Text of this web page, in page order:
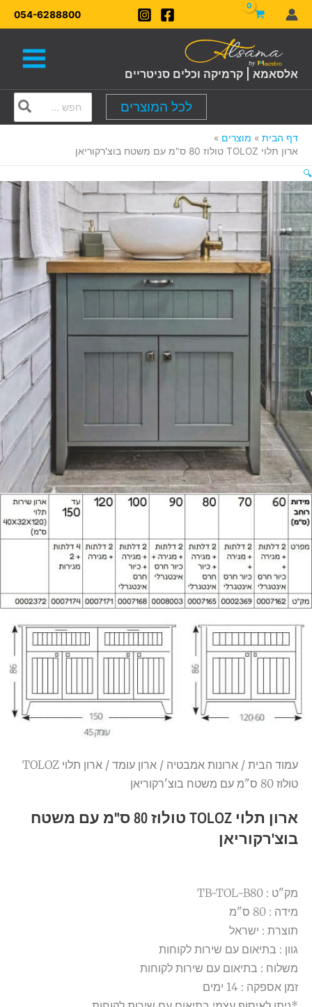
דילוג
לתוכן
054-6288800
אלסאמא | קרמיקה וכלים סניטריים
לכל המוצרים
for:
דף הבית
מוצרים
ארון תלוי TOLOZ טולוז 80 ס"מ עם משטח בוצ'רקוריאן
🔍
עמוד הבית / ארונות אמבטיה / ארון עומד
/ ארון תלוי TOLOZ
טולוז 80 ס"מ עם משטח בוצ'רקוריאן
ארון תלוי TOLOZ טולוז 80 ס"מ עם משטח
בוצ'רקוריאן
מק"ט : TB-TOL-B80
מידה : 80 ס"מ
תוצרת : ישראל
גוון : בתיאום עם שירות לקוחות
משלוח : בתיאום עם שירות לקוחות
זמן אספקה : 14 ימים